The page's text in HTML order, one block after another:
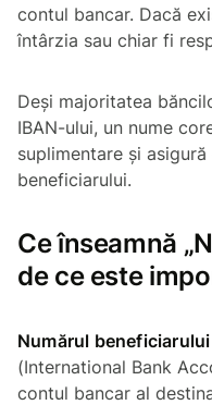
contul bancar. Dacă
întârzia sau chiar fi
Deși majoritatea
IBAN-ului, un nume
suplimentare și
beneficiarului.
Ce înseamnă
de ce este
Numărul beneficiarului
(International Bank
contul bancar al